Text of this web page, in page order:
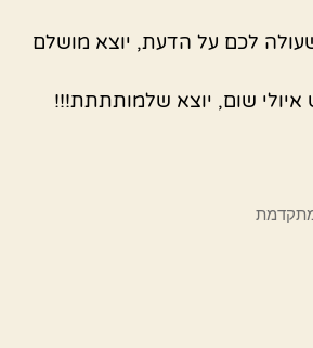
לכם על הדעת, יוצא מושלם
איולי שום, יוצא שלמותתתת!!!
מתקדמת